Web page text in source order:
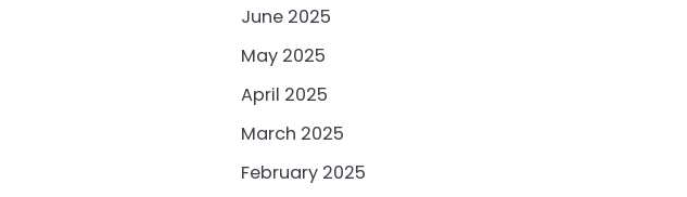
June 2025
May 2025
April 2025
March 2025
February 2025